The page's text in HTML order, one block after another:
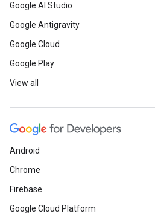
Google AI Studio
Google Antigravity
Google Cloud
Google Play
View all
Android
Chrome
Firebase
Google Cloud Platform